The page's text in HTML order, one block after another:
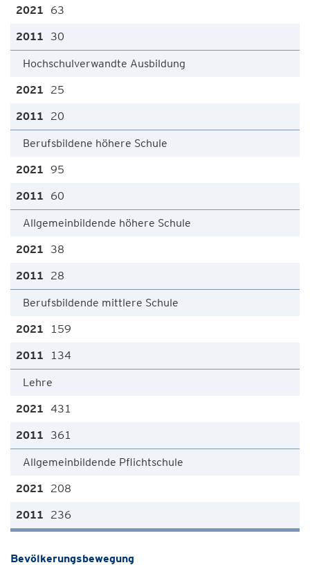
63
30
Hochschulverwandte Ausbildung
25
20
Berufsbildene höhere Schule
95
60
Allgemeinbildende höhere Schule
38
28
Berufsbildende mittlere Schule
159
134
Lehre
431
361
Allgemeinbildende Pflichtschule
208
236
Bevölkerungsbewegung